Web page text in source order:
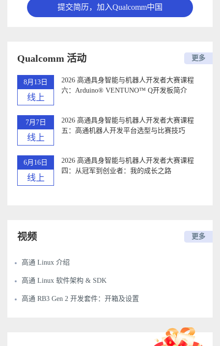
提交简历，加入Qualcomm中国
Qualcomm 活动 更多
8月13日
线上
2026 高通具身智能与机器人开发者大赛课程
六：Arduino®️ VENTUNO™ Q开发板简介
7月7日
线上
2026 高通具身智能与机器人开发者大赛课程
五：高通机器人开发平台选型与比赛技巧
6月16日
线上
2026 高通具身智能与机器人开发者大赛课程
四：从冠军到创业者：我的成长之路
视频 更多
高通 Linux 介绍
高通 Linux 软件架构 & SDK
高通 RB3 Gen 2 开发套件：开箱及设置